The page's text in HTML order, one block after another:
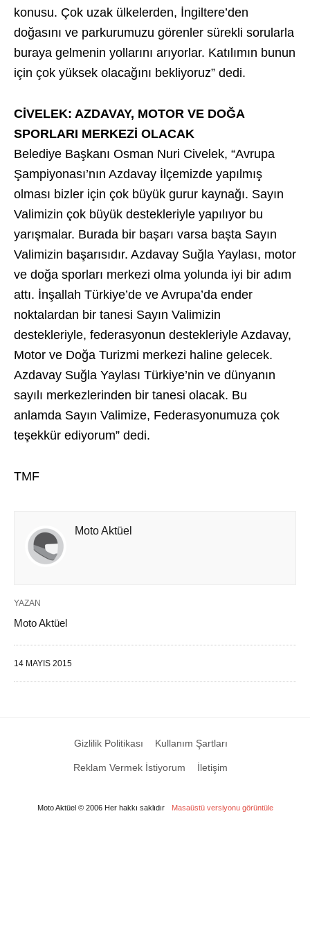
konusu. Çok uzak ülkelerden, İngiltere’den
doğasını ve parkurumuzu görenler sürekli sorularla
buraya gelmenin yollarını arıyorlar. Katılımın bunun
için çok yüksek olacağını bekliyoruz” dedi.
CİVELEK: AZDAVAY, MOTOR VE DOĞA
SPORLARI MERKEZİ OLACAK
Belediye Başkanı Osman Nuri Civelek, “Avrupa
Şampiyonası’nın Azdavay İlçemizde yapılmış
olması bizler için çok büyük gurur kaynağı. Sayın
Valimizin çok büyük destekleriyle yapılıyor bu
yarışmalar. Burada bir başarı varsa başta Sayın
Valimizin başarısıdır. Azdavay Suğla Yaylası, motor
ve doğa sporları merkezi olma yolunda iyi bir adım
attı. İnşallah Türkiye’de ve Avrupa’da ender
noktalardan bir tanesi Sayın Valimizin
destekleriyle, federasyonun destekleriyle Azdavay,
Motor ve Doğa Turizmi merkezi haline gelecek.
Azdavay Suğla Yaylası Türkiye’nin ve dünyanın
sayılı merkezlerinden bir tanesi olacak. Bu
anlamda Sayın Valimize, Federasyonumuza çok
teşekkür ediyorum” dedi.
TMF
Moto Aktüel
YAZAN
Moto Aktüel
14 MAYIS 2015
Gizlilik Politikası Kullanım Şartları
Reklam Vermek İstiyorum İletişim
Moto Aktüel © 2006 Her hakkı saklıdır Masaüstü versiyonu görüntüle